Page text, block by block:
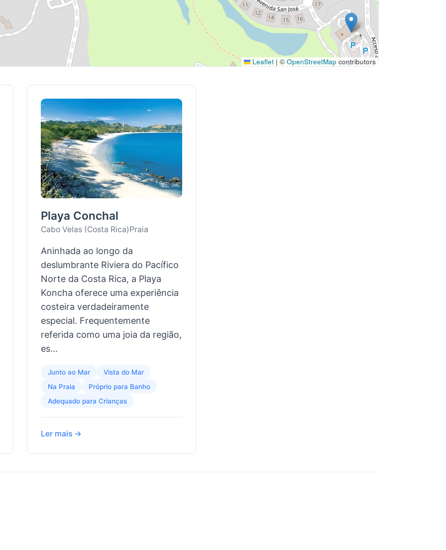
Leaflet | © OpenStreetMap contributors
Playa Conchal
Cabo Velas (Costa Rica)Praia
Aninhada ao longo da
deslumbrante Riviera do Pacífico
Norte da Costa Rica, a Playa
Koncha oferece uma experiência
costeira verdadeiramente
especial. Frequentemente
referida como uma joia da região,
es...
Junto ao Mar
Vista do Mar
Na Praia
Próprio para Banho
Adequado para Crianças
Ler mais →